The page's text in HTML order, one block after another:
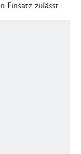
Einsatz zulässt.